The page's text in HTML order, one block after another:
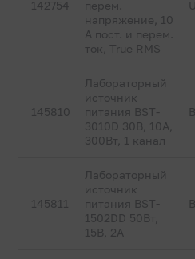
142754
перем.
напряжение, 10
А пост. и перем.
ток, True RMS
145810
Лабораторный
источник
питания BST-
3010D 30В, 10А,
300Вт, 1 канал
145811
Лабораторный
источник
питания BST-
1502DD 50Вт,
15В, 2А